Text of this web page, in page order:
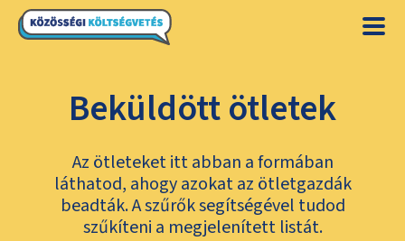
Beküldött ötletek
Az ötleteket itt abban a formában
láthatod, ahogy azokat az ötletgazdák
beadták. A szűrők segítségével tudod
szűkíteni a megjelenített listát.